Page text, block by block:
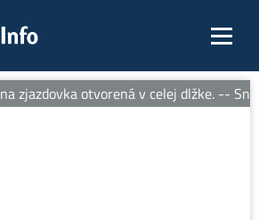
zjazdovka otvorená v celej dlžke. --